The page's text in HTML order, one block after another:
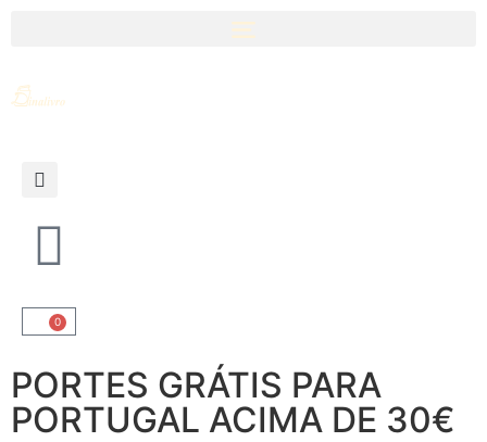
0
PORTES GRÁTIS PARA
PORTUGAL ACIMA DE 30€